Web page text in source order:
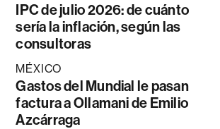
IPC de julio 2026: de cuánto
sería la inflación, según las
consultoras
MÉXICO
Gastos del Mundial le pasan
factura a Ollamani de Emilio
Azcárraga